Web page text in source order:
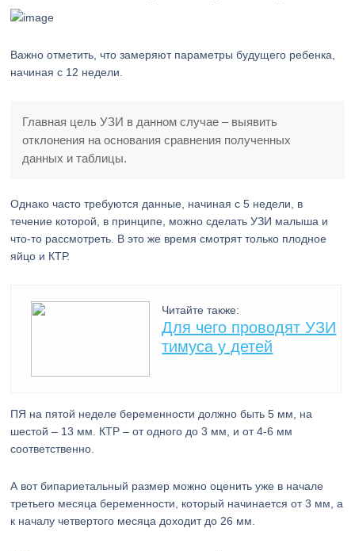
Важно отметить, что замеряют параметры будущего ребенка,
начиная с 12 недели.
Главная цель УЗИ в данном случае – выявить
отклонения на основания сравнения полученных
данных и таблицы.
Однако часто требуются данные, начиная с 5 недели, в
течение которой, в принципе, можно сделать УЗИ малыша и
что-то рассмотреть. В это же время смотрят только плодное
яйцо и КТР.
Читайте также:
Для чего проводят УЗИ
тимуса у детей
ПЯ на пятой неделе беременности должно быть 5 мм, на
шестой – 13 мм. КТР – от одного до 3 мм, и от 4-6 мм
соответственно.
А вот бипариетальный размер можно оценить уже в начале
третьего месяца беременности, который начинается от 3 мм, а
к началу четвертого месяца доходит до 26 мм.